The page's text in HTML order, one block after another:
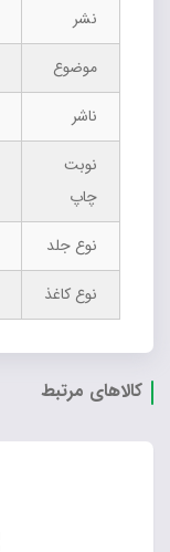
نشر
موضوع
ناشر
نوبت
چاپ
نوع جلد
نوع کاغذ
کالاهای مرتبط